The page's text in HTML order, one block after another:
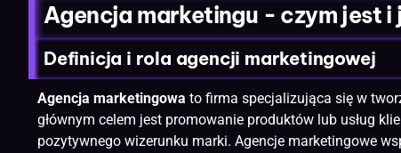
Agencja marketingu - czym jest i
Definicja i rola agencji marketingowej
Agencja marketingowa to firma specjalizująca się w
głównym celem jest promowanie produktów lub usług
pozytywnego wizerunku marki. Agencje marketingowe